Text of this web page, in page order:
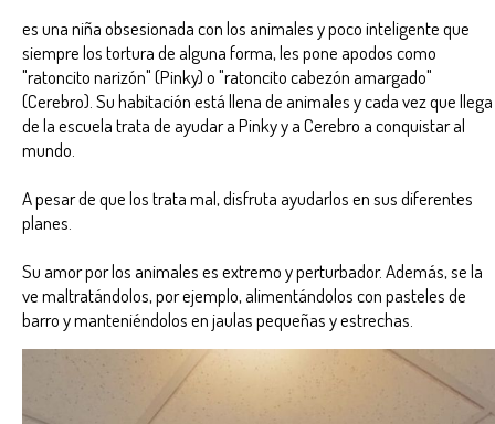
es una niña obsesionada con los animales y poco inteligente que
siempre los tortura de alguna forma, les pone apodos como
"ratoncito narizón" (Pinky) o "ratoncito cabezón amargado"
(Cerebro). Su habitación está llena de animales y cada vez que llega
de la escuela trata de ayudar a Pinky y a Cerebro a conquistar al
mundo.
A pesar de que los trata mal, disfruta ayudarlos en sus diferentes
planes.
Su amor por los animales es extremo y perturbador. Además, se la
ve maltratándolos, por ejemplo, alimentándolos con pasteles de
barro y manteniéndolos en jaulas pequeñas y estrechas.